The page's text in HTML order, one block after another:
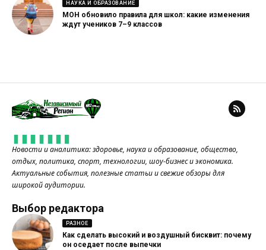
НАУКА И ОБРАЗОВАНИЕ
МОН обновило правила для школ: какие изменения
ждут учеников 7–9 классов
Новости и аналитика: здоровье, наука и образование, общество,
отдых, политика, спорт, технологии, шоу-бизнес и экономика.
Актуальные события, полезные статьи и свежие обзоры для
широкой аудитории.
Выбор редактора
РАЗНОЕ
Как сделать высокий и воздушный бисквит: почему
он оседает после выпечки